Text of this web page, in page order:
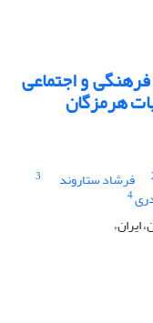
و اجتماعی
هرمزگان
فرشاد ستاروند 3
4
ایران،